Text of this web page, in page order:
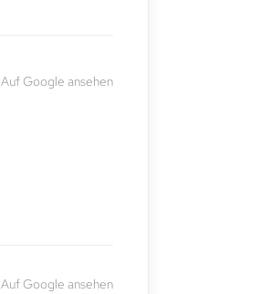
Auf Google ansehen
Auf Google ansehen